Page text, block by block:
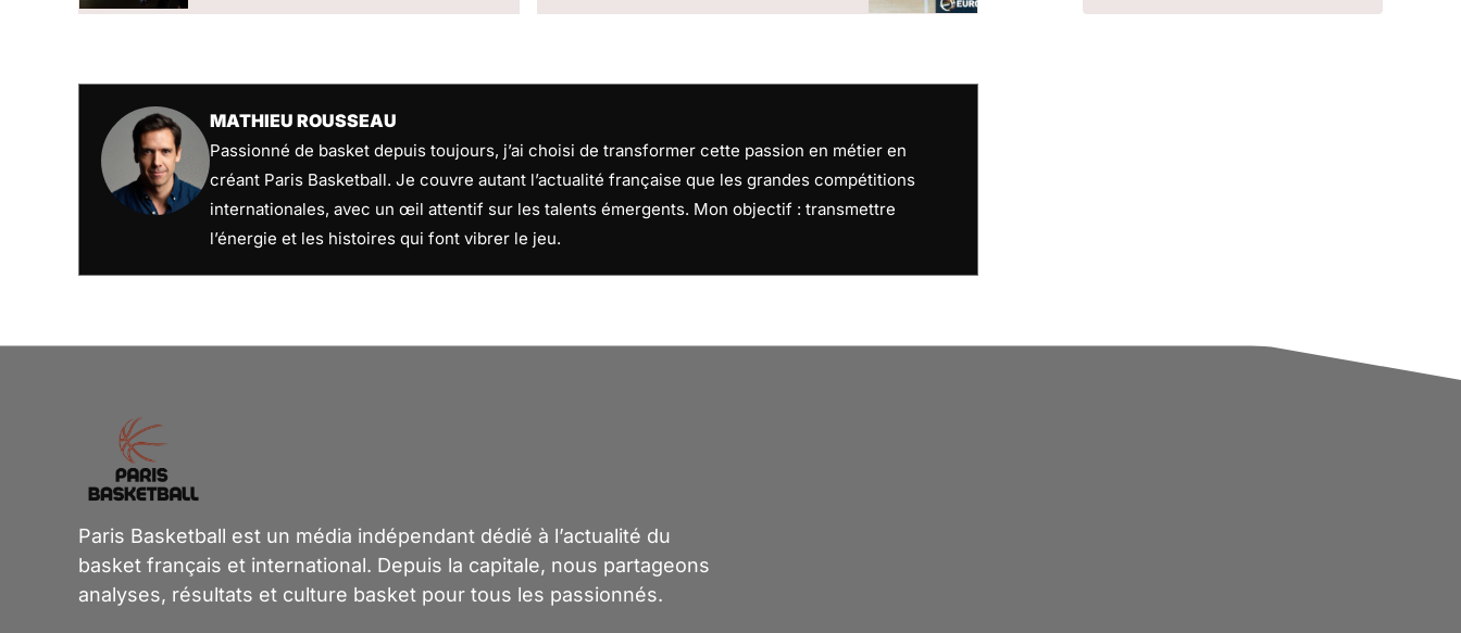
MATHIEU ROUSSEAU
Passionné de basket depuis toujours, j’ai choisi de transformer cette passion en métier en
créant Paris Basketball. Je couvre autant l’actualité française que les grandes compétitions
internationales, avec un œil attentif sur les talents émergents. Mon objectif : transmettre
l’énergie et les histoires qui font vibrer le jeu.
Paris Basketball est un média indépendant dédié à l’actualité du
basket français et international. Depuis la capitale, nous partageons
analyses, résultats et culture basket pour tous les passionnés.